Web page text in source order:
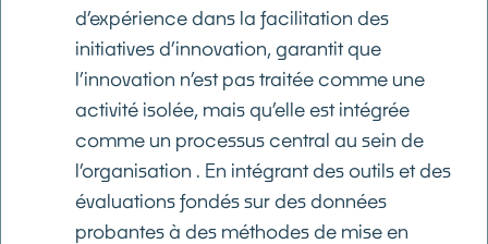
d’expérience dans la facilitation des
initiatives d’innovation, garantit que
l’innovation n’est pas traitée comme une
activité isolée, mais qu’elle est intégrée
comme un processus central au sein de
l’organisation . En intégrant des outils et des
évaluations fondés sur des données
probantes à des méthodes de mise en